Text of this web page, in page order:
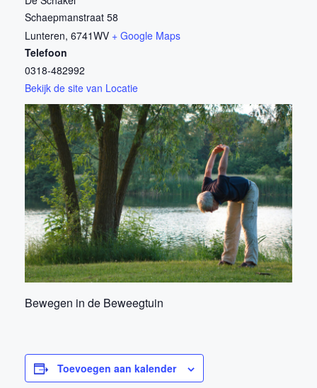
Schaepmanstraat 58
Lunteren, 6741WV + Google Maps
Telefoon
0318-482992
Bekijk de site van Locatie
Bewegen in de Beweegtuin
Toevoegen aan kalender